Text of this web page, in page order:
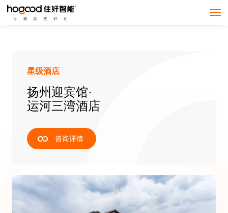
星级酒店
扬州迎宾馆·
运河三湾酒店
咨询详情